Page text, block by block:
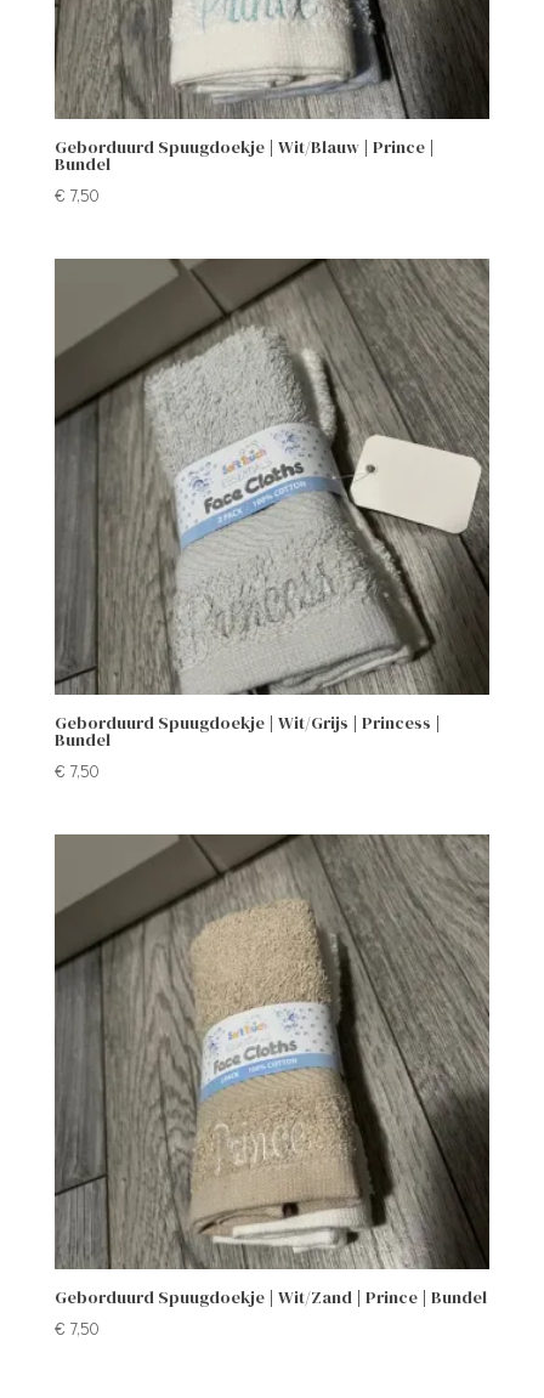
Geborduurd Spuugdoekje | Wit/Blauw | Prince |
Bundel
€ 7,50
Geborduurd Spuugdoekje | Wit/Grijs | Princess |
Bundel
€ 7,50
Geborduurd Spuugdoekje | Wit/Zand | Prince | Bundel
€ 7,50